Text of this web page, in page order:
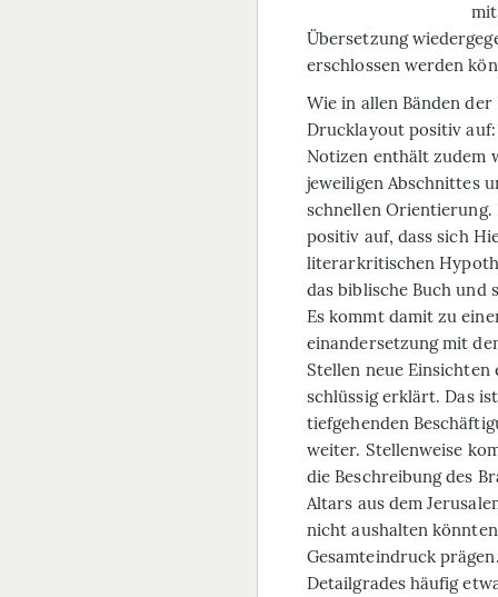
Übersetzung
erschlossen werden
Wie in allen Bänden
Drucklayout positiv
Notizen enthält zudem
jeweiligen Abschnittes
schnellen
positiv auf, dass sich
literarkritischen
das biblische Buch und
Es kommt damit zu
einandersetzung mit
Stellen neue
schlüssig erklärt. Das
tiefgehenden
weiter. Stellenweise
die Beschreibung des
Altars aus dem
nicht aushalten
Gesamteindruck
Detailgrades häufig